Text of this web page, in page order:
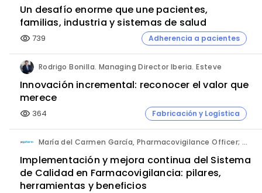
Un desafío enorme que une pacientes,
familias, industria y sistemas de salud
visibility 739 Adherencia a pacientes
Rodrigo Bonilla. Managing Director Iberia. Esteve
Innovación incremental: reconocer el valor que
merece
visibility 364 Fabricación y Logística
María del Carmen García, Pharmacovigilance Officer; Mayte Alonso, Head of Operations; y José Alberto Ayala, CEO. PVpharm.
Implementación y mejora continua del Sistema
de Calidad en Farmacovigilancia: pilares,
herramientas y beneficios